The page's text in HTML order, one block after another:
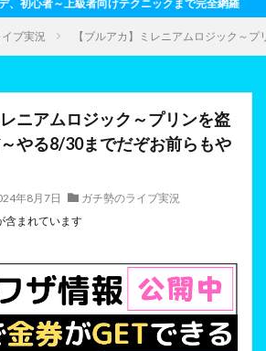
まで完全網羅
ブ実況 【ブルアカ】ミレニアムロジック～
レニアムロジック～プリンを盗
やる8/30までだぞお前らもや
年8月7日
ガチ勢のライブ実況
含まれています